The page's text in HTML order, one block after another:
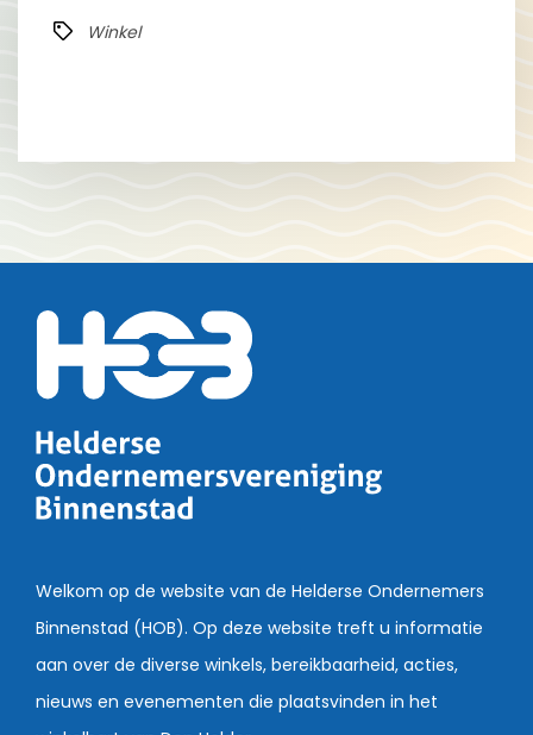
Winkel
Welkom op de website van de Helderse Ondernemers
Binnenstad (HOB). Op deze website treft u informatie
aan over de diverse winkels, bereikbaarheid, acties,
nieuws en evenementen die plaatsvinden in het